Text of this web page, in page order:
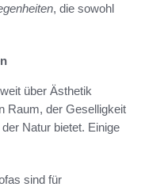
, die sowohl
über Ästhetik
Raum, der Geselligkeit
Natur bietet. Einige
sind für